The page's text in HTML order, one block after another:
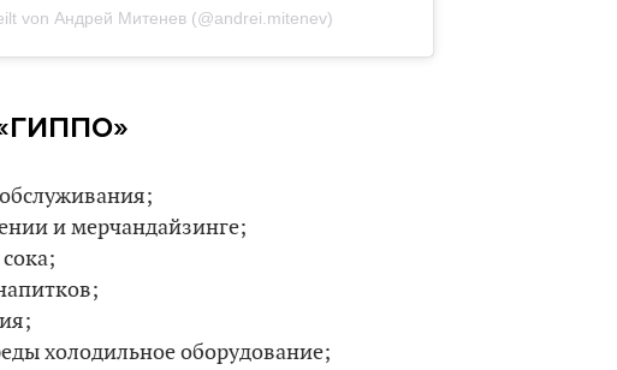
von Андрей Митенев (@andrei.mitenev)
и мерчандайзинге;
холодильное оборудование;